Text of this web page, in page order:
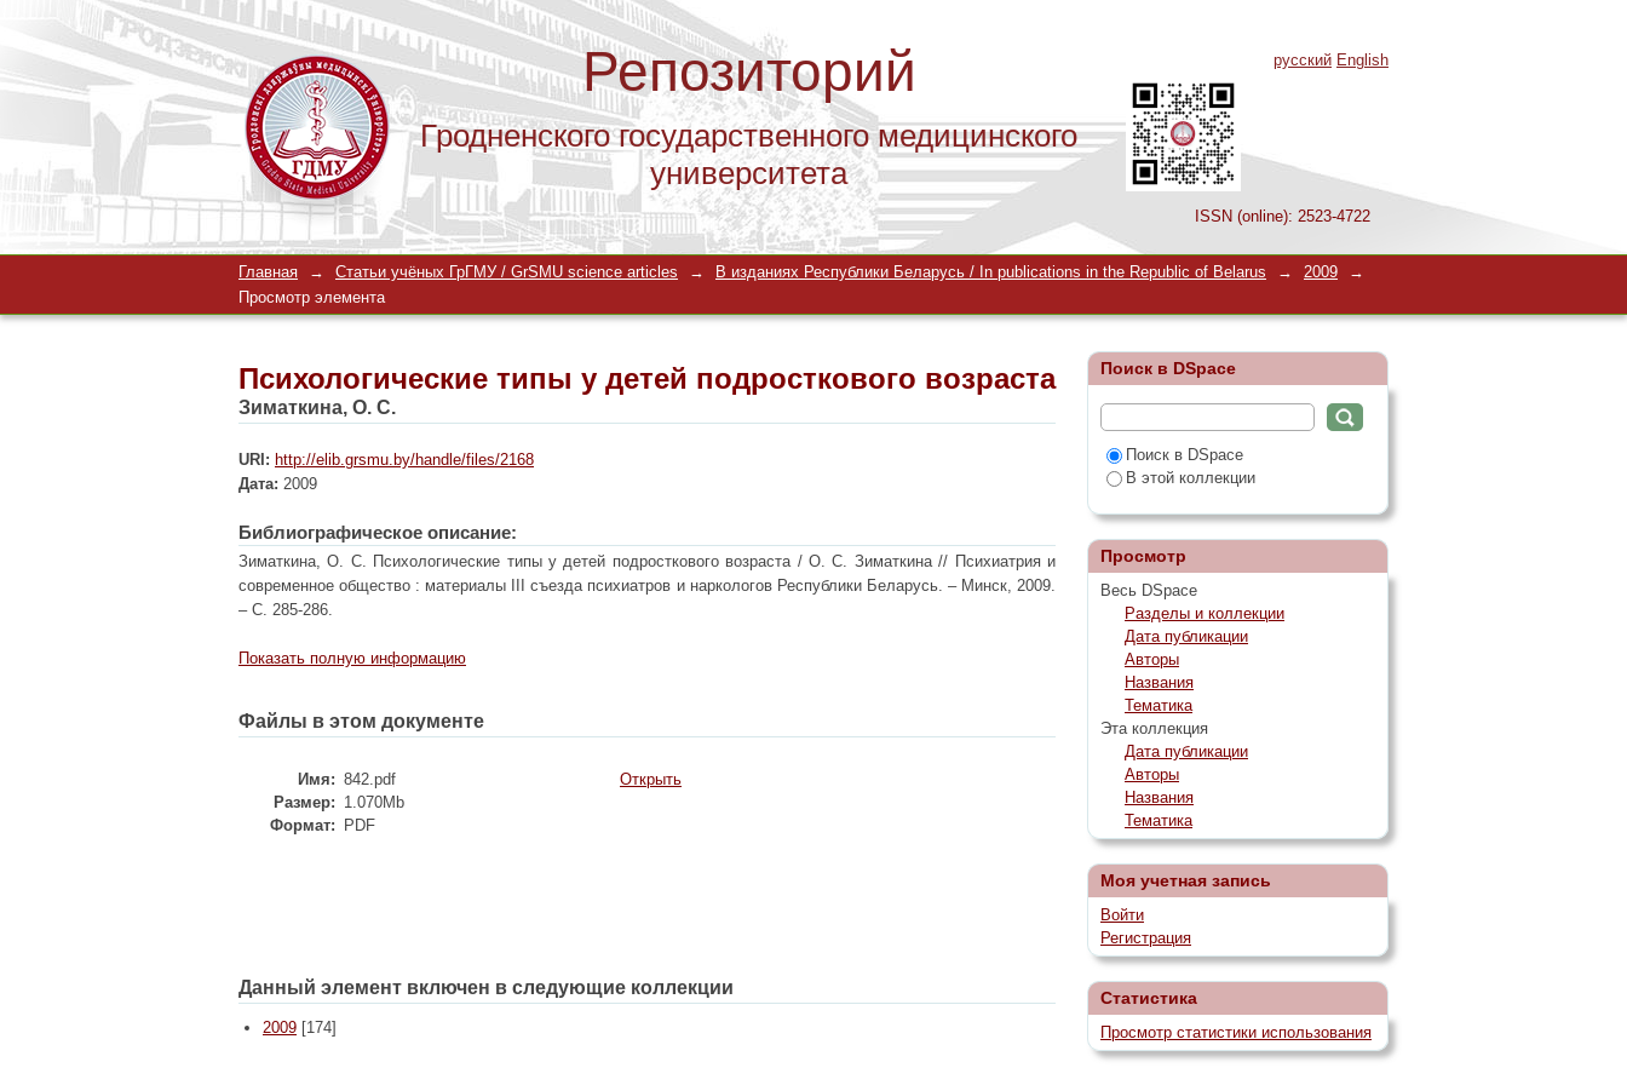
Репозиторий
Гродненского государственного медицинского
университета
ISSN (online): 2523-4722
Психологические типы у детей подросткового возраста
русский English
Главная → Статьи учёных ГрГМУ / GrSMU science articles → В изданиях Республики Беларусь / In publications in the Republic of Belarus → 2009
→
Просмотр элемента
Психологические типы у детей подросткового возраста
Зиматкина, О. С.
URI: http://elib.grsmu.by/handle/files/2168
Дата: 2009
Библиографическое описание:
Зиматкина, О. С. Психологические типы у детей подросткового возраста / О. С. Зиматкина // Психиатрия и
современное общество : материалы III съезда психиатров и наркологов Республики Беларусь. – Минск, 2009.
– С. 285-286.
Показать полную информацию
Файлы в этом документе
Имя: 842.pdf
Размер: 1.070Mb
Формат:
PDF
Открыть
Данный элемент включен в следующие коллекции
2009 [174]
Поиск в DSpace
Поиск в DSpace
В этой коллекции
Просмотр
Весь DSpace
Разделы и коллекции
Дата публикации
Авторы
Названия
Тематика
Эта коллекция
Дата публикации
Авторы
Названия
Тематика
Моя учетная запись
Войти
Регистрация
Статистика
Просмотр статистики использования